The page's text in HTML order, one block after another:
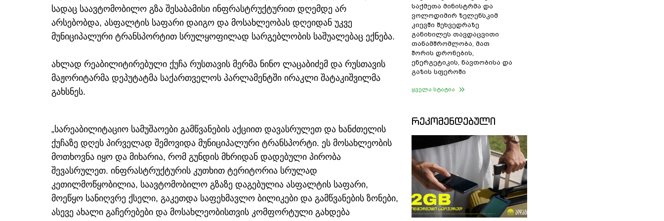
სადაც საავტომობილო გზა შესაბამისი ინფრასტრუქტურით დღემდე არ
არსებობდა, ასფალტის საფარი დაიგო და მოსახლეობას დღეიდან უკვე
მუნიციპალური ტრანსპორტით სრულყოფილად სარგებლობის საშუალებაც ექნება.
ახლად რეაბილიტირებული ქუჩა რუსთავის მერმა ნინო ლაცაბიძემ და რუსთავის
მაჟორიტარმა დეპუტატმა საქართველოს პარლამენტში ირაკლი შატაკიშვილმა
გახსნეს.
„სარეაბილიტაციო სამუშაოები გამწვანების აქციით დავასრულეთ და ხანძთელის
ქუჩაზე დღეს პირველად შემოვიდა მუნიციპალური ტრანსპორტი. ეს მოსახლეობის
მოთხოვნა იყო და მიხარია, რომ გუნდის მხრიდან დადებული პირობა
შევასრულეთ. ინფრასტრუქტურის კუთხით ტერიტორია სრულად
კეთილმოწყობილია, საავტომობილო გზაზე დაგებულია ასფალტის საფარი,
მოეწყო სანიღვრე ქსელი, გაკეთდა საფეხმავლო ბილიკები და გამწვანების ზონები,
ასევე ახალი გაჩერებები და მოსახლეობისთვის კომფორტული გახდება
საქმეთა მინისტრმა და
ვოლოდიმირ ზელენსკიმ
კიევში შეხვედრაზე
განიხილეს თავდაცვითი
თანამშრომლობა, მათ
შორის დრონების,
ენერგეტიკის, ნავთობისა და
გაზის სფეროში
ყველა სტატია
ᲠᲔᲙᲝᲛᲔᲜᲓᲔᲑᲣᲚᲘ